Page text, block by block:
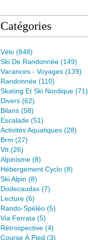
Catégories
Vélo (848)
Ski De Randonnée (149)
Vacances - Voyages (139)
Randonnée (110)
Skating Et Ski Nordique (71)
Divers (62)
Bilans (58)
Escalade (51)
Activités Aquatiques (28)
Brm (27)
Vtt (26)
Alpinisme (8)
Hébergement Cyclo (8)
Ski Alpin (8)
Dodecaudax (7)
Lecture (6)
Rando-Spéléo (5)
Via Ferrata (5)
Rétrospective (4)
Course À Pied (3)